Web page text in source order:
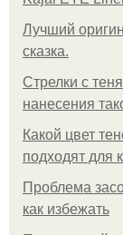
Лучший
сказка.
Стрелки с
нанесения
Какой цвет
подходят для
Проблема
как избежать